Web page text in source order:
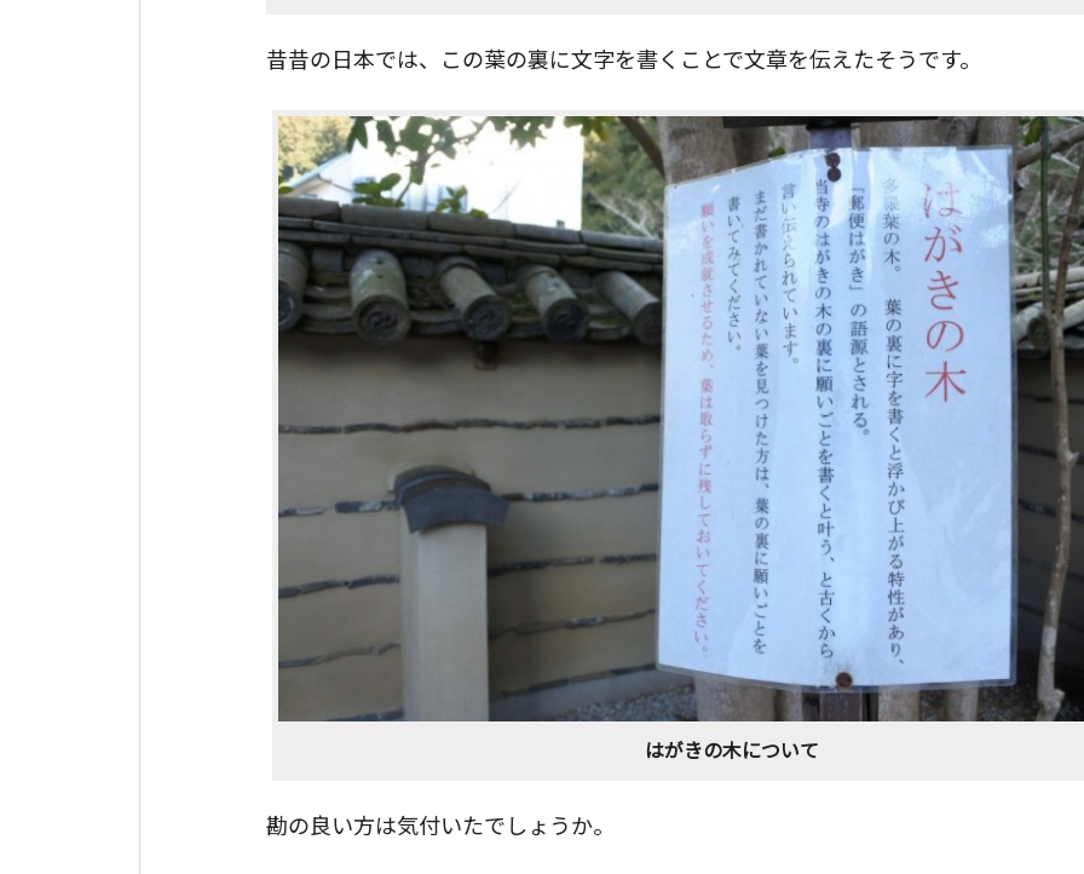
昔昔の日本では、この葉の裏に文字を書くことで文章を伝えたそうです。
はがきの木について
勘の良い方は気付いたでしょうか。